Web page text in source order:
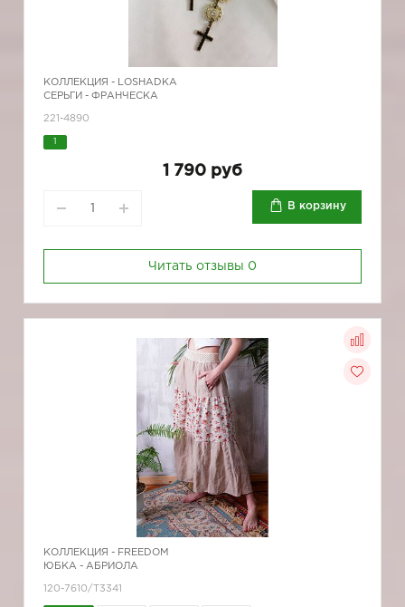
КОЛЛЕКЦИЯ - LOSHADKA
СЕРЬГИ - ФРАНЧЕСКА
221-4890
1 790 руб
В корзину
Читать отзывы 0
КОЛЛЕКЦИЯ - FREEDOM
ЮБКА - АБРИОЛА
120-7610/Т3341